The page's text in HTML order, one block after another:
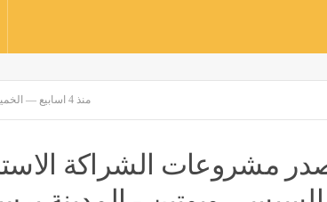
منذ 4 اسابيع — الخميس — 9 / يوليو / 2026
مشروعات الشراكة